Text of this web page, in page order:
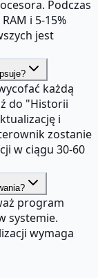
Podczas
i 5-15%
jest
każdą
do "Historii
i
zostanie
w ciągu 30-60
program
systemie.
wymaga